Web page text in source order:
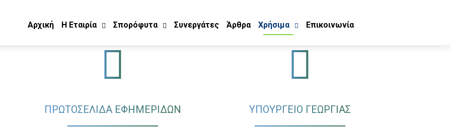
Αρχική Η Εταιρία Σπορόφυτα Συνεργάτες Άρθρα Χρήσιμα Επικοινωνία
ΠΡΩΤΟΣΕΛΙΔΑ ΕΦΗΜΕΡΙΔΩΝ ΥΠΟΥΡΓΕΙΟ ΓΕΩΡΓΙΑΣ